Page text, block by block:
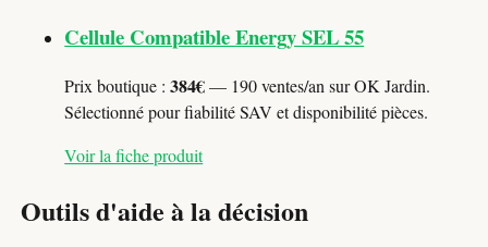
Cellule Compatible Energy SEL 55
Prix boutique :384€— 190 ventes/an sur OK Jardin.
Sélectionné pour fiabilité SAV et disponibilité pièces.
Voir la fiche produit
Outils d'aide à la décision